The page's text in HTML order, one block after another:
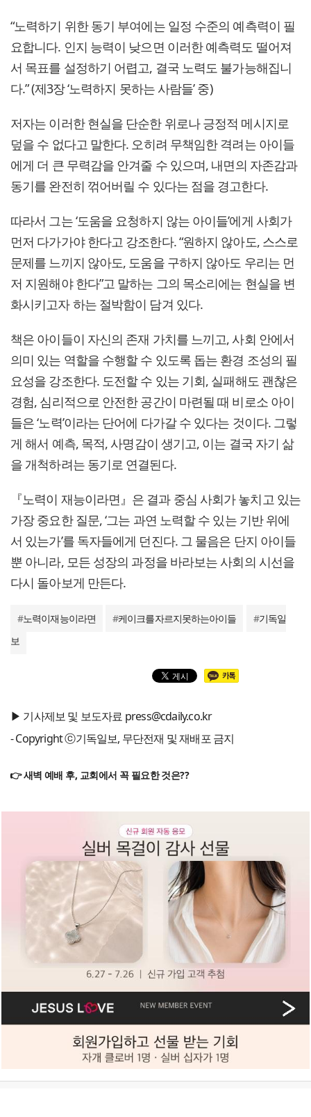
“노력하기 위한 동기 부여에는 일정 수준의 예측력이 필
요합니다. 인지 능력이 낮으면 이러한 예측력도 떨어져
서 목표를 설정하기 어렵고, 결국 노력도 불가능해집니
다.” (제3장 ‘노력하지 못하는 사람들’ 중)
저자는 이러한 현실을 단순한 위로나 긍정적 메시지로
덮을 수 없다고 말한다. 오히려 무책임한 격려는 아이들
에게 더 큰 무력감을 안겨줄 수 있으며, 내면의 자존감과
동기를 완전히 꺾어버릴 수 있다는 점을 경고한다.
따라서 그는 ‘도움을 요청하지 않는 아이들’에게 사회가
먼저 다가가야 한다고 강조한다. “원하지 않아도, 스스로
문제를 느끼지 않아도, 도움을 구하지 않아도 우리는 먼
저 지원해야 한다”고 말하는 그의 목소리에는 현실을 변
화시키고자 하는 절박함이 담겨 있다.
책은 아이들이 자신의 존재 가치를 느끼고, 사회 안에서
의미 있는 역할을 수행할 수 있도록 돕는 환경 조성의 필
요성을 강조한다. 도전할 수 있는 기회, 실패해도 괜찮은
경험, 심리적으로 안전한 공간이 마련될 때 비로소 아이
들은 ‘노력’이라는 단어에 다가갈 수 있다는 것이다. 그렇
게 해서 예측, 목적, 사명감이 생기고, 이는 결국 자기 삶
을 개척하려는 동기로 연결된다.
『노력이 재능이라면』은 결과 중심 사회가 놓치고 있는
가장 중요한 질문, ‘그는 과연 노력할 수 있는 기반 위에
서 있는가’를 독자들에게 던진다. 그 물음은 단지 아이들
뿐 아니라, 모든 성장의 과정을 바라보는 사회의 시선을
다시 돌아보게 만든다.
#노력이재능이라면 #케이크를자르지못하는아이들 #기독일
보
▶ 기사제보 및 보도자료 press@cdaily.co.kr
- Copyright ⓒ기독일보, 무단전재 및 재배포 금지
👉 새벽 예배 후, 교회에서 꼭 필요한 것은??